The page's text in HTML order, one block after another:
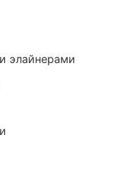
элайнерами